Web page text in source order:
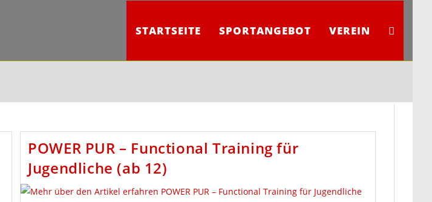
STARTSEITE SPORTANGEBOT VEREIN WEBSITE-
POWER PUR – Functional Training für
Jugendliche (ab 12)